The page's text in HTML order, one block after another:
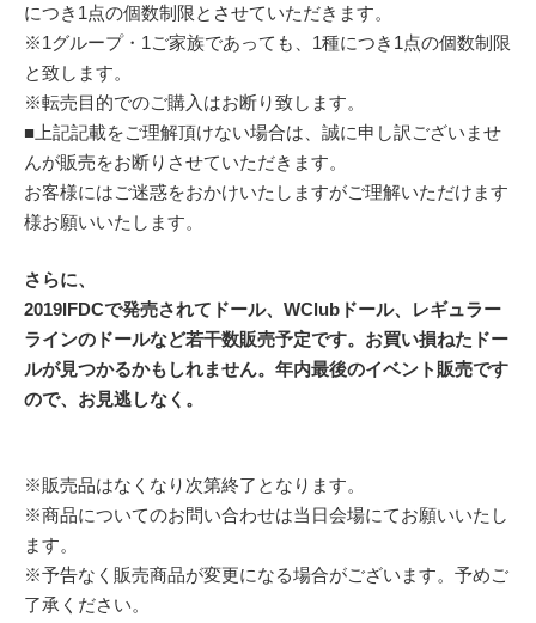
につき1点の個数制限とさせていただきます。
※1グループ・1ご家族であっても、1種につき1点の個数制限
と致します。
※転売目的でのご購入はお断り致します。
■上記記載をご理解頂けない場合は、誠に申し訳ございませ
んが販売をお断りさせていただきます。
お客様にはご迷惑をおかけいたしますがご理解いただけます
様お願いいたします。
さらに、
2019IFDCで発売されてドール、WClubドール、レギュラー
ラインのドールなど若干数販売予定です。お買い損ねたドー
ルが見つかるかもしれません。年内最後のイベント販売です
ので、お見逃しなく。
※販売品はなくなり次第終了となります。
※商品についてのお問い合わせは当日会場にてお願いいたし
ます。
※予告なく販売商品が変更になる場合がございます。予めご
了承ください。